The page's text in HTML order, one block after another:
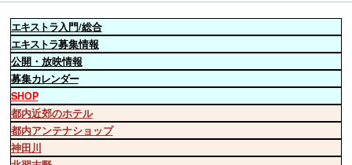
エキストラ入門/総合
エキストラ募集情報
公開・放映情報
募集カレンダー
SHOP
都内近郊のホテル
都内アンテナショップ
神田川